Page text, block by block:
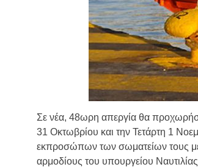
Σε νέα, 48ωρη απεργία θα
31 Οκτωβρίου και την Τετάρτη 1
εκπροσώπων των σωματείων τους με
αρμοδίους του υπουργείου